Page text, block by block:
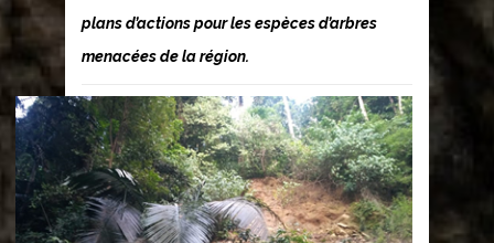
plans d’actions pour les espèces d’arbres
menacées de la région.